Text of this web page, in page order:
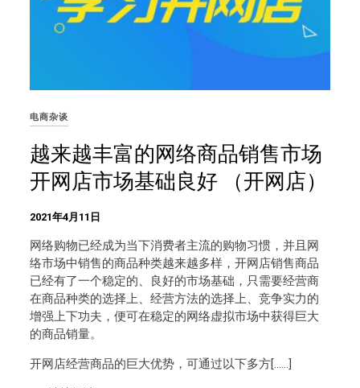
电商杂谈
越来越丰富的网络商品销售市场
开网店市场基础良好 （开网店）
2021年4月11日
网络购物已经成为当下消费者主流的购物习惯，并且网
络市场中销售的商品种类越来越多样，开网店销售商品
已经有了一个稳定的、良好的市场基础，只需要经营商
在商品种类的选择上、经营方法的选择上、竞争实力的
增强上下功夫，便可在稳定的网络虚拟市场中获得巨大
的商品销量。
开网店经营商品的巨大优势，可通过以下多方[……]